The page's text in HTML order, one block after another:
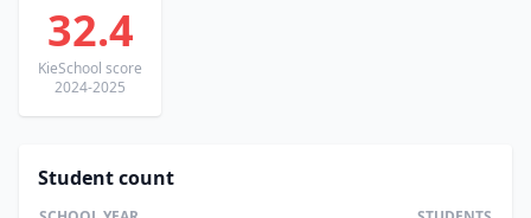
32.4
KieSchool score
2024-2025
Student count